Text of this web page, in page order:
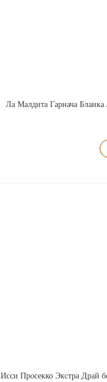
Ла Малдита Гарнача
Исси Просекко Экстра Драй